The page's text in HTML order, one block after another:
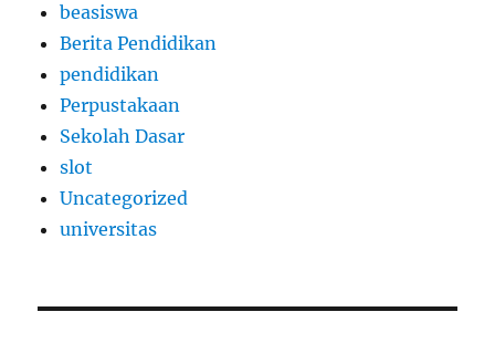
beasiswa
Berita Pendidikan
pendidikan
Perpustakaan
Sekolah Dasar
slot
Uncategorized
universitas